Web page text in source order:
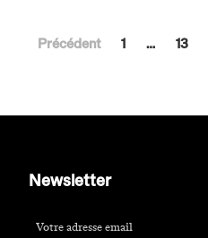
Précédent 1 … 13
Newsletter